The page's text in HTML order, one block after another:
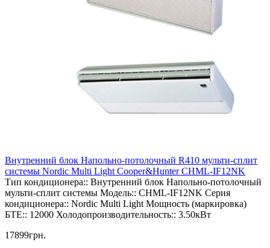
Внутренний блок Напольно-потолочный R410 мульти-сплит
системы Nordic Multi Light Cooper&Hunter CHML-IF12NK
Тип кондиционера:: Внутренний блок Напольно-потолочный
мульти-сплит системы Модель:: CHML-IF12NK Серия
кондиционера:: Nordic Multi Light Мощность (маркировка)
БТЕ:: 12000 Холодопроизводительность:: 3.50кВт
17899грн.